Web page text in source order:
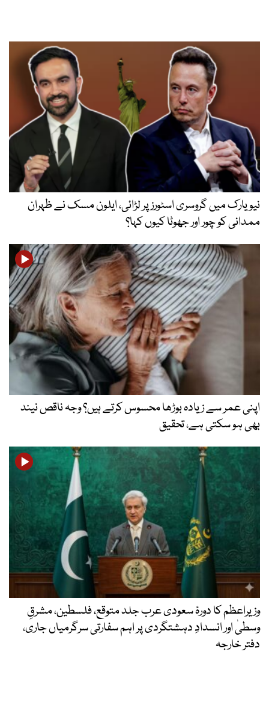
نیویارک میں گروسری اسٹورز پر لڑائی، ایلون مسک نے ظہران
ممدانی کو چور اور جھوٹا کیوں کہا؟
اپنی عمر سے زیادہ بوڑھا محسوس کرتے ہیں؟ وجہ ناقص نیند
بھی ہو سکتی ہے، تحقیق
وزیراعظم کا دورۂ سعودی عرب جلد متوقع، فلسطین، مشرقِ
وسطیٰ اور انسدادِ دہشتگردی پر اہم سفارتی سرگرمیاں جاری،
دفتر خارجہ